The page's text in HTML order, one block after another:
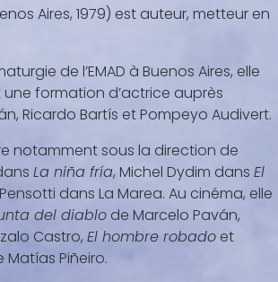
Aires, 1979) est auteur, metteur en
de l’EMAD à Buenos Aires, elle
formation d’actrice auprès
Ricardo Bartís et Pompeyo Audivert.
notamment sous la direction de
La niña fría, Michel Dydim dans El
dans La Marea. Au cinéma, elle
del diablo de Marcelo Paván,
Castro,El hombre robadoet
Matías Piñeiro.